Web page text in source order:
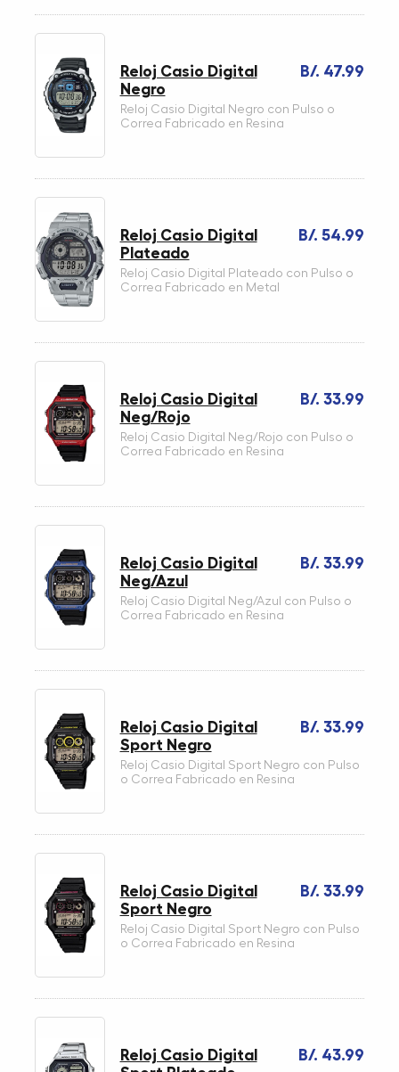
B/. 47.99
Reloj Casio Digital
Negro
Reloj Casio Digital Negro con Pulso o
Correa Fabricado en Resina
B/. 54.99
Reloj Casio Digital
Plateado
Reloj Casio Digital Plateado con Pulso o
Correa Fabricado en Metal
B/. 33.99
Reloj Casio Digital
Neg/Rojo
Reloj Casio Digital Neg/Rojo con Pulso o
Correa Fabricado en Resina
B/. 33.99
Reloj Casio Digital
Neg/Azul
Reloj Casio Digital Neg/Azul con Pulso o
Correa Fabricado en Resina
B/. 33.99
Reloj Casio Digital
Sport Negro
Reloj Casio Digital Sport Negro con Pulso
o Correa Fabricado en Resina
B/. 33.99
Reloj Casio Digital
Sport Negro
Reloj Casio Digital Sport Negro con Pulso
o Correa Fabricado en Resina
B/. 43.99
Reloj Casio Digital